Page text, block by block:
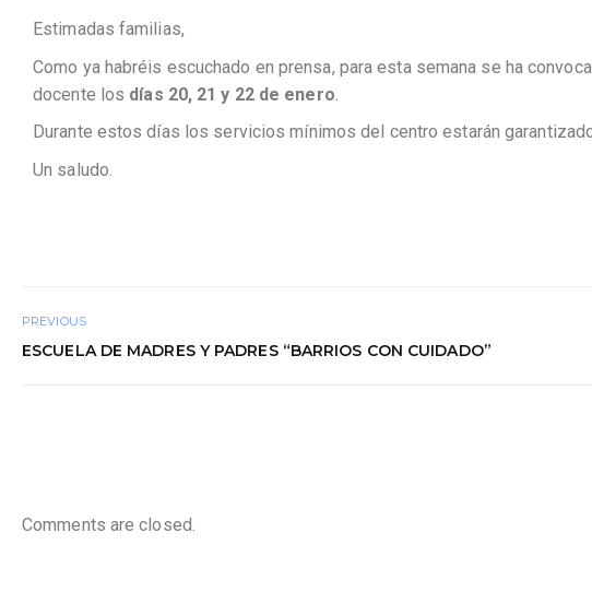
Estimadas familias,
Como ya habréis escuchado en prensa, para esta semana se ha
docente los días 20, 21 y 22 de enero.
Durante estos días los servicios mínimos del centro estarán
Un saludo.
PREVIOUS
ESCUELA DE MADRES Y PADRES “BARRIOS CON CUIDADO”
Comments are closed.